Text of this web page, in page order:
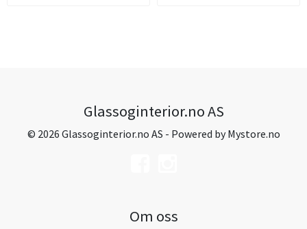
Glassoginterior.no AS
© 2026 Glassoginterior.no AS - Powered byMystore.no
Om oss